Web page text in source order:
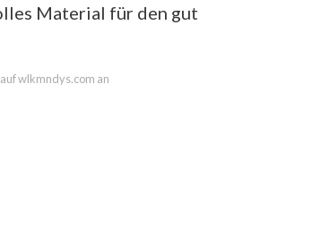
Material für den gut
wlkmndys.com an